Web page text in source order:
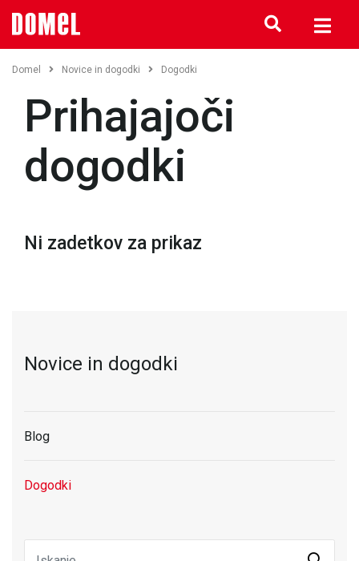
Domel Novice in dogodki Dogodki
Prihajajoči
dogodki
Ni zadetkov za prikaz
Novice in dogodki
Blog
Dogodki